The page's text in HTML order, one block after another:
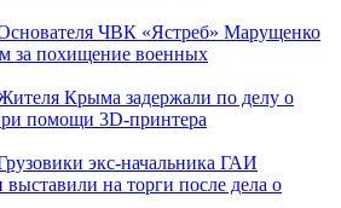
ЧВК «Ястреб» Марущенко
за похищение военных
Крыма задержали по делу о
помощи 3D‑принтера
экс-начальника ГАИ
выставили на торги после дела о